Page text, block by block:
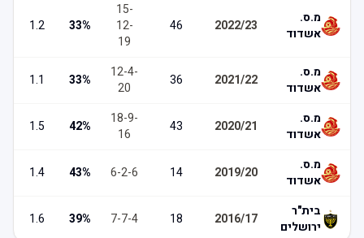
מ.ס.
אשדוד
2022/23
46
15
12
19
33
1.2
מ.ס.
אשדוד
2021/22
36
12-
20
33
1.1
מ.ס.
אשדוד
2020/21
43
18-
16
42
1.5
מ.ס.
אשדוד
2019/20
14
6-2
43
1.4
בית"ר
ירושלים
2016/17
18
7-7
39
1.6